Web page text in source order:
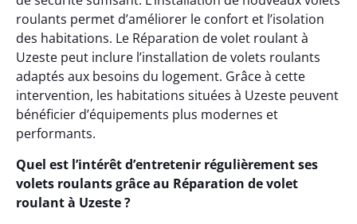
roulants permet d’améliorer le confort et l’isolation
des habitations. Le Réparation de volet roulant à
Uzeste peut inclure l’installation de volets roulants
adaptés aux besoins du logement. Grâce à cette
intervention, les habitations situées à Uzeste peuvent
bénéficier d’équipements plus modernes et
performants.
Quel est l’intérêt d’entretenir régulièrement ses
volets roulants grâce au Réparation de volet
roulant à Uzeste ?